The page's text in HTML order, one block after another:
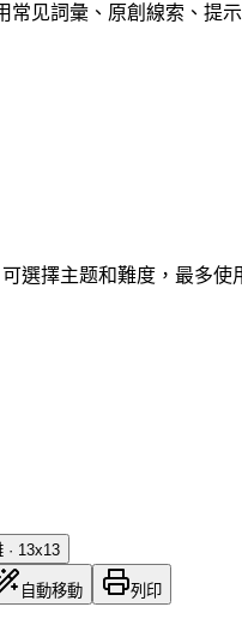
见詞彙、原創線索、提
選擇主题和難度，最多使
· 13x13
自動移動 列印